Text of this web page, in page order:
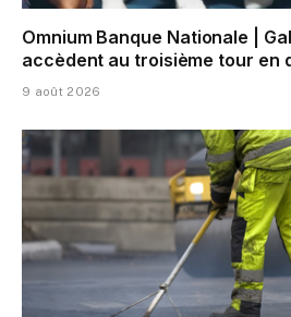
Omnium Banque Nationale |
accèdent au troisième tour en
9 août 2026